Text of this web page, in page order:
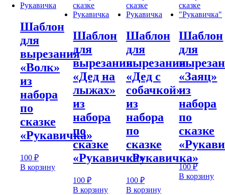
Шаблон
для
вырезания
«Волк»
из
набора
по
сказке
«Рукавичка»
100 ₽
В корзину
Шаблон
для
вырезания
«Дед на
лыжах»
из
набора
по
сказке
«Рукавичка»
100₽
В корзину
Шаблон
для
вырезания
«Дед с
собачкой»
из
набора
по
сказке
«Рукавичка»
100 ₽
В корзину
Шаблон
для
«Заяц»
из
набора
по
сказке
100₽
В корзину